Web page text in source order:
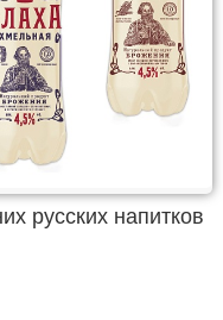
русских напитков